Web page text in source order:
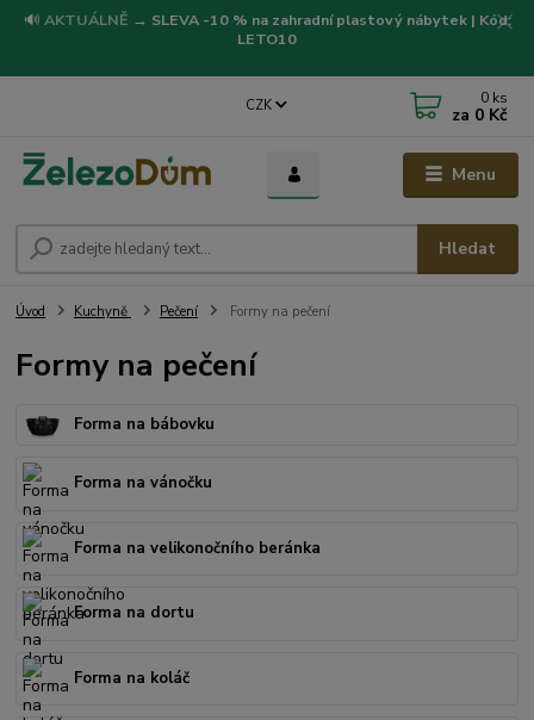
🔊 AKTUÁLNĚ → SLEVA -10 % na zahradní plastový nábytek | Kód:
LETO10
Menu
CZK
Hledat
0 ks
za 0 Kč
Úvod Kuchyně Pečení Formy na pečení
Formy na pečení
Forma na bábovku
Forma na vánočku
Forma na velikonočního beránka
Forma na dortu
Forma na koláč